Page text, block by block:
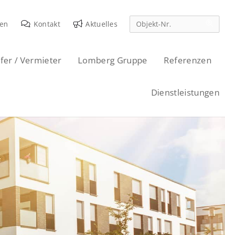
Kontakt Aktuelles
/ Vermieter Lomberg Gruppe Referenzen
Dienstleistungen